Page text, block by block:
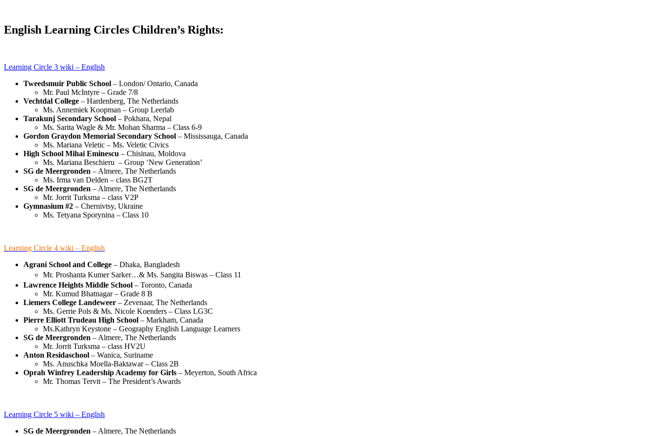
English Learning Circles Children’s Rights:
Learning Circle 3 wiki – English
Tweedsmuir Public School – London/ Ontario, Canada
Mr. Paul McIntyre – Grade 7/8
Vechtdal College – Hardenberg, The Netherlands
Ms. Annemiek Koopman – Group Leerlab
Tarakunj Secondary School – Pokhara, Nepal
Ms. Sarita Wagle & Mr. Mohan Sharma – Class 6-9
Gordon Graydon Memorial Secondary School – Mississauga, Canada
Ms. Mariana Veletic – Ms. Veletic Civics
High School Mihai Eminescu – Chisinau, Moldova
Ms. Mariana Beschieru – Group ‘New Generation’
SG de Meergronden – Almere, The Netherlands
Ms. Irma van Delden – class BG2T
SG de Meergronden – Almere, The Netherlands
Mr. Jorrit Turksma – class V2P
Gymnasium #2 – Chernivtsy, Ukraine
Ms. Tetyana Sporynina – Class 10
Learning Circle 4 wiki – English
Agrani School and College – Dhaka, Bangladesh
Mr. Proshanta Kumer Sarker…& Ms. Sangita Biswas – Class 11
Lawrence Heights Middle School – Toronto, Canada
Mr. Kumud Bhatnagar – Grade 8 B
Liemers College Landeweer – Zevenaar, The Netherlands
Ms. Gerrie Pols & Ms. Nicole Koenders – Class LG3C
Pierre Elliott Trudeau High School – Markham, Canada
Ms.Kathryn Keystone – Geography English Language Learners
SG de Meergronden – Almere, The Netherlands
Mr. Jorrit Turksma – class HV2U
Anton Residaschool – Wanica, Suriname
Ms. Anuschka Moella-Baktawar – Class 2B
Oprah Winfrey Leadership Academy for Girls – Meyerton, South Africa
Mr. Thomas Tervit – The President’s Awards
Learning Circle 5 wiki – English
SG de Meergronden – Almere, The Netherlands